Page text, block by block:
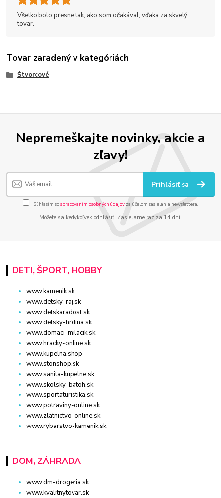
Všetko bolo presne tak, ako som očakával, vďaka za skvelý
tovar.
Tovar zaradený v kategóriách
Štvorcové
Nepremeškajte novinky, akcie a
zľavy!
Prihlásiť sa
Súhlasím sospracovaním osobných údajov za účelom zasielania newslettera.
Môžete sa kedykoľvek odhlásiť. Zasielame raz za 14 dní.
DETI, ŠPORT, HOBBY
www.kamenik.sk
www.detsky-raj.sk
www.detskaradost.sk
www.detsky-hrdina.sk
www.domaci-milacik.sk
www.hracky-online.sk
www.kupelna.shop
www.stonshop.sk
www.sanita-kupelne.sk
www.skolsky-batoh.sk
www.sportaturistika.sk
www.potraviny-online.sk
www.zlatnictvo-online.sk
www.rybarstvo-kamenik.sk
DOM, ZÁHRADA
www.dm-drogeria.sk
www.kvalitnytovar.sk